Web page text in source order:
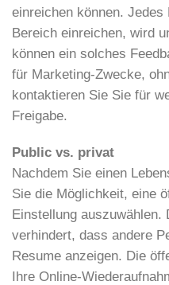
einreichen können.
Bereich einreichen, wird
können ein solches
für Marketing-Zwecke,
kontaktieren Sie Sie für
Freigabe.
Public vs. privat
Nachdem Sie einen
Sie die Möglichkeit, eine
Einstellung auszuwählen.
verhindert, dass andere
Resume anzeigen. Die
Ihre Online-